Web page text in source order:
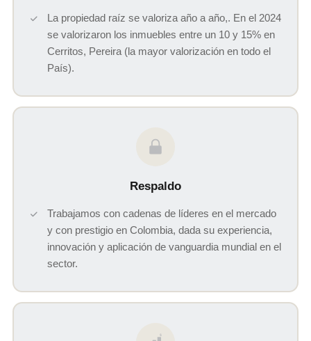
La propiedad raíz se valoriza año a año,. En el 2024
se valorizaron los inmuebles entre un 10 y 15% en
Cerritos, Pereira (la mayor valorización en todo el
País).
Respaldo
Trabajamos con cadenas de líderes en el mercado
y con prestigio en Colombia, dada su experiencia,
innovación y aplicación de vanguardia mundial en el
sector.
$